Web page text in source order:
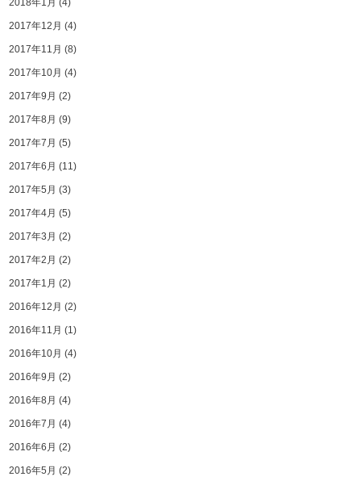
2018年1月 (4)
2017年12月 (4)
2017年11月 (8)
2017年10月 (4)
2017年9月 (2)
2017年8月 (9)
2017年7月 (5)
2017年6月 (11)
2017年5月 (3)
2017年4月 (5)
2017年3月 (2)
2017年2月 (2)
2017年1月 (2)
2016年12月 (2)
2016年11月 (1)
2016年10月 (4)
2016年9月 (2)
2016年8月 (4)
2016年7月 (4)
2016年6月 (2)
2016年5月 (2)